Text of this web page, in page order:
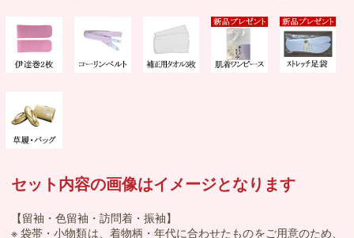
セット内容の画像はイメージとなります
【留袖・色留袖・訪問着・振袖】
※ 袋帯・小物類は、着物柄・年代に合わせたものをご用意のため、